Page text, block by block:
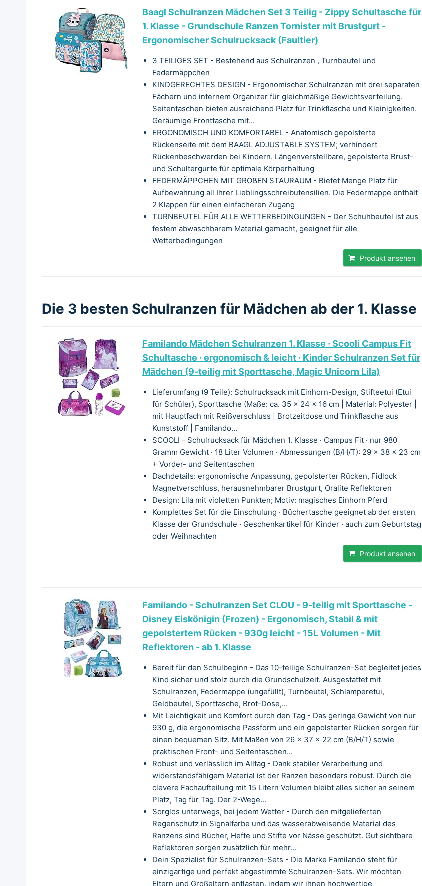
Baagl Schulranzen Mädchen Set 3 Teilig - Zippy Schultasche für
1. Klasse - Grundschule Ranzen Tornister mit Brustgurt -
Ergonomischer Schulrucksack (Faultier)
3 TEILIGES SET - Bestehend aus Schulranzen , Turnbeutel und
Federmäppchen
KINDGERECHTES DESIGN - Ergonomischer Schulranzen mit drei separaten
Fächern und internem Organizer für gleichmäßige Gewichtsverteilung.
Seitentaschen bieten ausreichend Platz für Trinkflasche und Kleinigkeiten.
Geräumige Fronttasche mit...
ERGONOMISCH UND KOMFORTABEL - Anatomisch gepolsterte
Rückenseite mit dem BAAGL ADJUSTABLE SYSTEM; verhindert
Rückenbeschwerden bei Kindern. Längenverstellbare, gepolsterte Brust-
und Schultergurte für optimale Körperhaltung
FEDERMÄPPCHEN MIT GROẞEN STAURAUM - Bietet Menge Platz für
Aufbewahrung all Ihrer Lieblingsschreibutensilien. Die Federmappe enthält
2 Klappen für einen einfacheren Zugang
TURNBEUTEL FÜR ALLE WETTERBEDINGUNGEN - Der Schuhbeutel ist aus
festem abwaschbarem Material gemacht, geeignet für alle
Wetterbedingungen
Produkt ansehen
Die 3 besten Schulranzen für Mädchen ab der 1. Klasse
Familando Mädchen Schulranzen 1. Klasse · Scooli Campus Fit
Schultasche · ergonomisch & leicht · Kinder Schulranzen Set für
Mädchen (9-teilig mit Sporttasche, Magic Unicorn Lila)
Lieferumfang (9 Teile): Schulrucksack mit Einhorn-Design, Stifteetui (Etui
für Schüler), Sporttasche (Maße: ca. 35 x 24 x 16 cm | Material: Polyester |
mit Hauptfach mit Reißverschluss | Brotzeitdose und Trinkflasche aus
Kunststoff | Familando...
SCOOLI - Schulrucksack für Mädchen 1. Klasse · Campus Fit · nur 980
Gramm Gewicht · 18 Liter Volumen · Abmessungen (B/H/T): 29 x 38 x 23 cm
+ Vorder- und Seitentaschen
Dachdetails: ergonomische Anpassung, gepolsterter Rücken, Fidlock
Magnetverschluss, herausnehmbarer Brustgurt, Oralite Reflektoren
Design: Lila mit violetten Punkten; Motiv: magisches Einhorn Pferd
Komplettes Set für die Einschulung · Büchertasche geeignet ab der ersten
Klasse der Grundschule · Geschenkartikel für Kinder · auch zum Geburtstag
oder Weihnachten
Produkt ansehen
Familando - Schulranzen Set CLOU - 9-teilig mit Sporttasche -
Disney Eiskönigin (Frozen) - Ergonomisch, Stabil & mit
gepolstertem Rücken - 930g leicht - 15L Volumen - Mit
Reflektoren - ab 1. Klasse
Bereit für den Schulbeginn - Das 10-teilige Schulranzen-Set begleitet jedes
Kind sicher und stolz durch die Grundschulzeit. Ausgestattet mit
Schulranzen, Federmappe (ungefüllt), Turnbeutel, Schlamperetui,
Geldbeutel, Sporttasche, Brot-Dose,...
Mit Leichtigkeit und Komfort durch den Tag - Das geringe Gewicht von nur
930 g, die ergonomische Passform und ein gepolsterter Rücken sorgen für
einen bequemen Sitz. Mit Maßen von 26 x 37 x 22 cm (B/H/T) sowie
praktischen Front- und Seitentaschen...
Robust und verlässlich im Alltag - Dank stabiler Verarbeitung und
widerstandsfähigem Material ist der Ranzen besonders robust. Durch die
clevere Fachaufteilung mit 15 Litern Volumen bleibt alles sicher an seinem
Platz, Tag für Tag. Der 2-Wege...
Sorglos unterwegs, bei jedem Wetter - Durch den mitgelieferten
Regenschutz in Signalfarbe und das wasserabweisende Material des
Ranzens sind Bücher, Hefte und Stifte vor Nässe geschützt. Gut sichtbare
Reflektoren sorgen zusätzlich für mehr...
Dein Spezialist für Schulranzen-Sets - Die Marke Familando steht für
einzigartige und perfekt abgestimmte Schulranzen-Sets. Wir möchten
Eltern und Großeltern entlasten, indem wir ihnen hochwertige